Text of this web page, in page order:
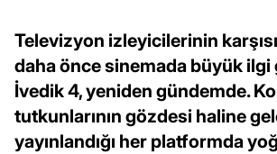
Televizyon izleyicilerinin
daha önce sinemada büyük ilgi
İvedik 4, yeniden gündemde.
tutkunlarının gözdesi haline
yayınlandığı her platformda